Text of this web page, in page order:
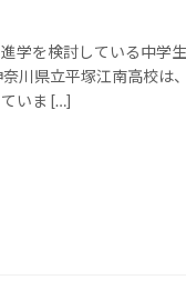
学を検討している中学
川県立平塚江南高校は
いま […]